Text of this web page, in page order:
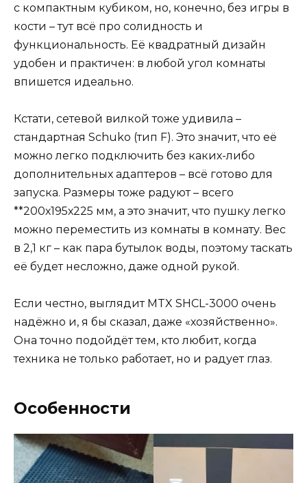
с компактным кубиком, но, конечно, без игры в
кости – тут всё про солидность и
функциональность. Её квадратный дизайн
удобен и практичен: в любой угол комнаты
впишется идеально.
Кстати, сетевой вилкой тоже удивила –
стандартная Schuko (тип F). Это значит, что её
можно легко подключить без каких-либо
дополнительных адаптеров – всё готово для
запуска. Размеры тоже радуют – всего
**200х195х225 мм, а это значит, что пушку легко
можно переместить из комнаты в комнату. Вес
в 2,1 кг – как пара бутылок воды, поэтому таскать
её будет несложно, даже одной рукой.
Если честно, выглядит MTX SHCL-3000 очень
надёжно и, я бы сказал, даже «хозяйственно».
Она точно подойдёт тем, кто любит, когда
техника не только работает, но и радует глаз.
Особенности